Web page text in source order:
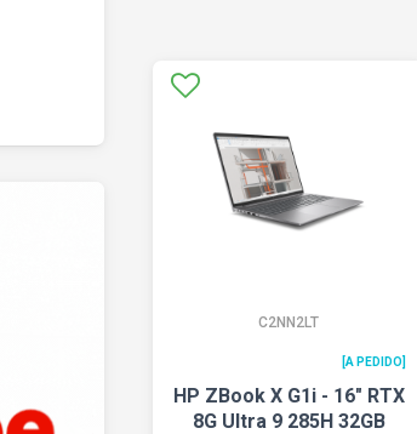
C2NN2LT
[A PEDIDO]
HP ZBook X G1i - 16" RTX
8G Ultra 9 285H 32GB